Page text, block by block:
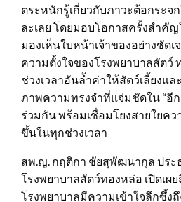
ตระหนักรู้เกี่ยวกับภาวะต้อกระจ
ละเลย โดยมอบโอกาสครั้งสำคั
มองเห็นใบหน้าเจ้าของอย่างชัด
ความตั้งใจของโรงพยาบาลสัตว์
ช่วงเวลาอันล้ำค่าให้สัตว์เลี้ยงแล
ภาพความทรงจำที่แจ่มชัดใน “อี
ร่วมกัน พร้อมเชื่อมโยงสายใยค
ขึ้นในทุกช่วงเวลา
สพ.ญ. กฤติกา ชัยสุพัฒนากุล ประ
โรงพยาบาลสัตว์ทองหล่อ เปิดเผ
โรงพยาบาลมีความเข้าใจลึกซึ้ง